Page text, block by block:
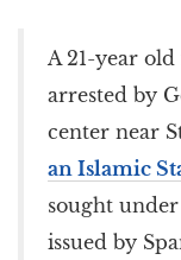
A 21-year
arrested by
center near
an Islamic
sought
issued by